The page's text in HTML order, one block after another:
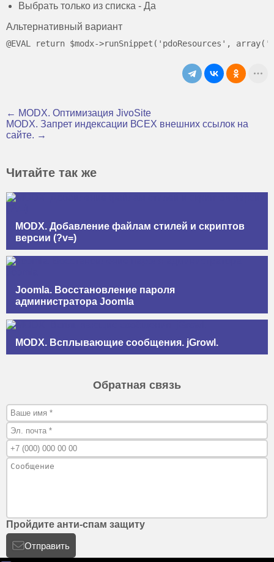
Выбрать только из списка - Да
Альтернативный вариант
← MODX. Оптимизация JivoSite
MODX. Запрет индексации ВСЕХ внешних ссылок на
сайте. →
Читайте так же
MODX. Добавление файлам стилей и скриптов
версии (?v=)
Joomla. Восстановление пароля
администратора Joomla
MODX. Всплывающие сообщения. jGrowl.
Обратная связь
Пройдите анти-спам защиту
Отправить